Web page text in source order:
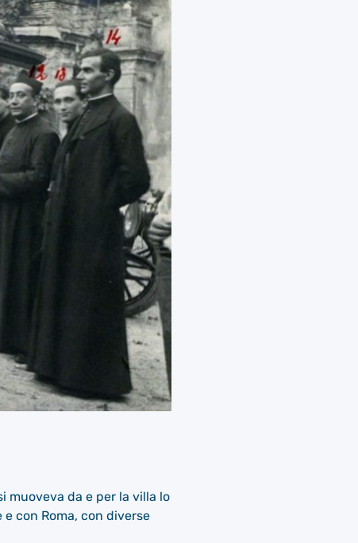
muoveva da e per la villa lo
con Roma, con diverse